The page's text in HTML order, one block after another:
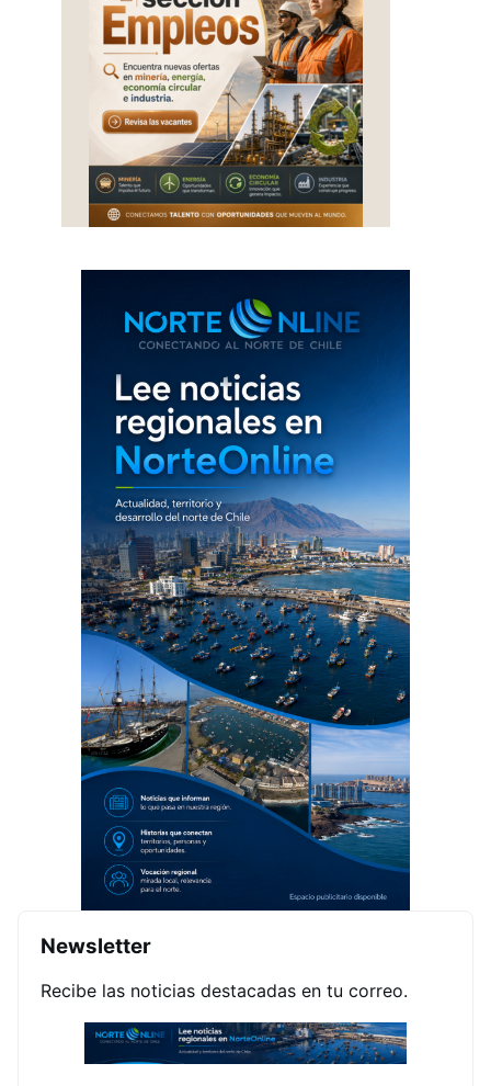
Newsletter
Recibe las noticias destacadas en tu correo.